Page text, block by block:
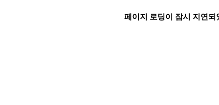
페이지 로딩이 잠시 지연